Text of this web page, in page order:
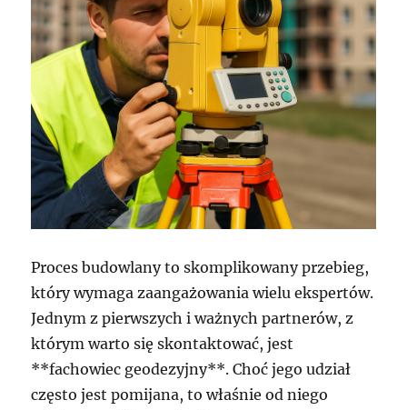
Proces budowlany to skomplikowany przebieg,
który wymaga zaangażowania wielu ekspertów.
Jednym z pierwszych i ważnych partnerów, z
którym warto się skontaktować, jest
**fachowiec geodezyjny**. Choć jego udział
często jest pomijana, to właśnie od niego